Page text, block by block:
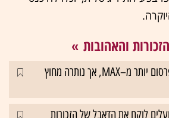
והאהובות
פליי קארד השקיעה בפרסום יותר מ–MAX, אך נותרה מחוץ
לוקח את הדאבל של הזכורות